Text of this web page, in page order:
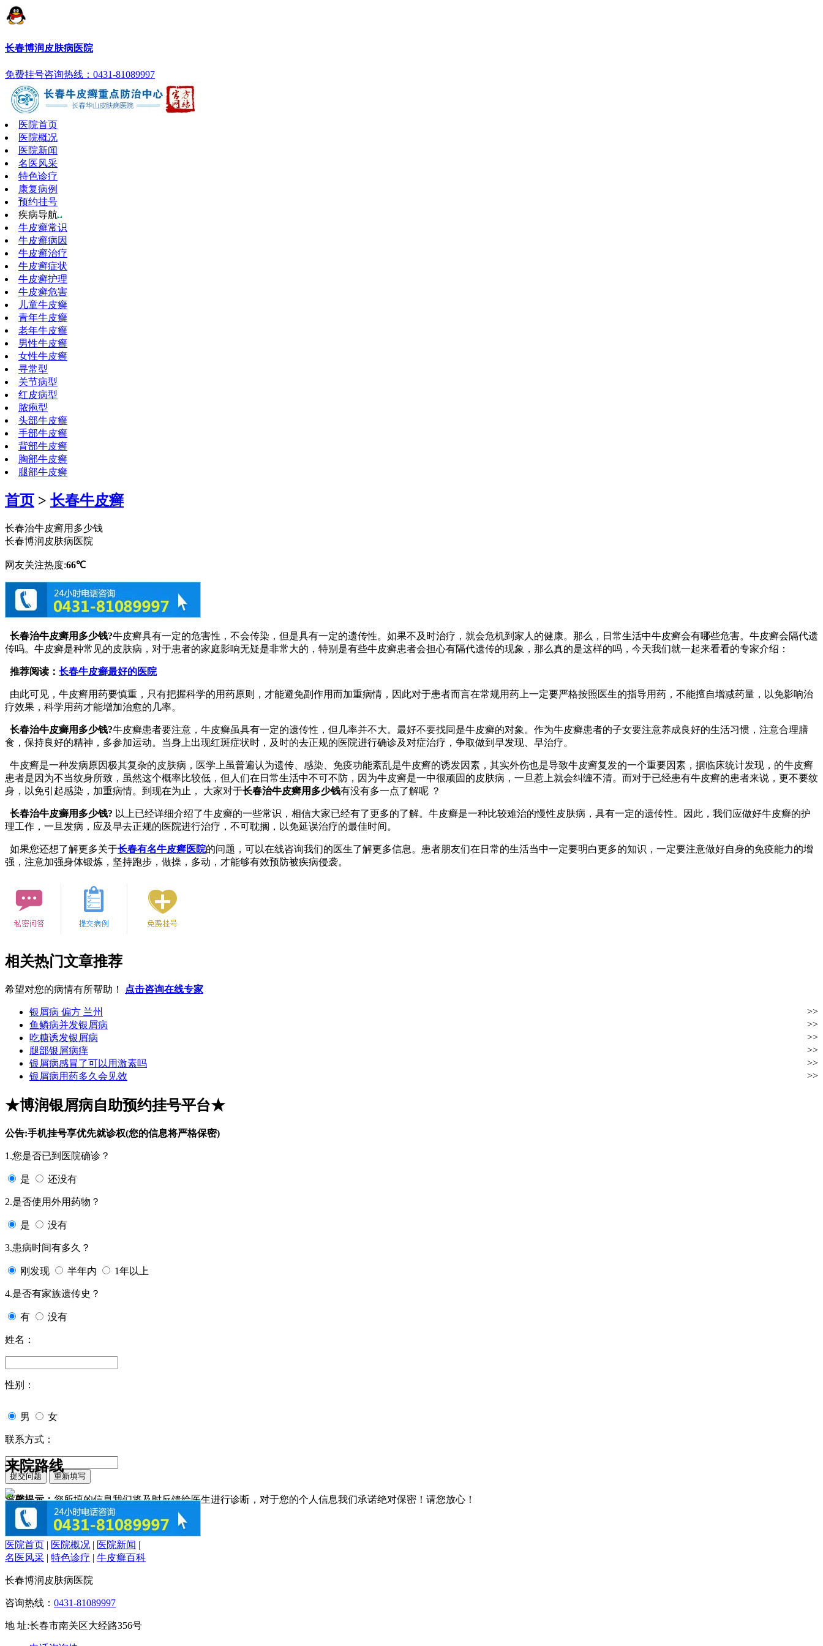
长春博润皮肤病医院
免费挂号咨询热线：0431-81089997
医院首页
医院概况
医院新闻
名医风采
特色诊疗
康复病例
预约挂号
疾病导航
牛皮癣常识
牛皮癣病因
牛皮癣治疗
牛皮癣症状
牛皮癣护理
牛皮癣危害
儿童牛皮癣
青年牛皮癣
老年牛皮癣
男性牛皮癣
女性牛皮癣
寻常型
关节病型
红皮病型
脓疱型
头部牛皮癣
手部牛皮癣
背部牛皮癣
胸部牛皮癣
腿部牛皮癣
首页 > 长春牛皮癣
长春治牛皮癣用多少钱
长春博润皮肤病医院
网友关注热度:66℃
长春治牛皮癣用多少钱?牛皮癣具有一定的危害性，不会传染，但是具有一定的遗传性。如果不及时治疗，就会危机到家人的健康。那么，日常生活中牛皮癣会有哪些危害。牛皮癣会隔代遗
传吗。牛皮癣是种常见的皮肤病，对于患者的家庭影响无疑是非常大的，特别是有些牛皮癣患者会担心有隔代遗传的现象，那么真的是这样的吗，今天我们就一起来看看的专家介绍：
推荐阅读： 长春牛皮癣最好的医院
由此可见，牛皮癣用药要慎重，只有把握科学的用药原则，才能避免副作用而加重病情，因此对于患者而言在常规用药上一定要严格按照医生的指导用药，不能擅自增减药量，以免影响治
疗效果，科学用药才能增加治愈的几率。
长春治牛皮癣用多少钱?牛皮癣患者要注意，牛皮癣虽具有一定的遗传性，但几率并不大。最好不要找同是牛皮癣的对象。作为牛皮癣患者的子女要注意养成良好的生活习惯，注意合理膳
食，保持良好的精神，多参加运动。当身上出现红斑症状时，及时的去正规的医院进行确诊及对症治疗，争取做到早发现、早治疗。
牛皮癣是一种发病原因极其复杂的皮肤病，医学上虽普遍认为遗传、感染、免疫功能紊乱是牛皮癣的诱发因素，其实外伤也是导致牛皮癣复发的一个重要因素，据临床统计发现，的牛皮癣
患者是因为不当纹身所致，虽然这个概率比较低，但人们在日常生活中不可不防，因为牛皮癣是一中很顽固的皮肤病，一旦惹上就会纠缠不清。而对于已经患有牛皮癣的患者来说，更不要纹
身，以免引起感染，加重病情。到现在为止， 大家对于长春治牛皮癣用多少钱有没有多一点了解呢 ？
长春治牛皮癣用多少钱? 以上已经详细介绍了牛皮癣的一些常识，相信大家已经有了更多的了解。牛皮癣是一种比较难治的慢性皮肤病，具有一定的遗传性。因此，我们应做好牛皮癣的护
理工作，一旦发病，应及早去正规的医院进行治疗，不可耽搁，以免延误治疗的最佳时间。
如果您还想了解更多关于长春有名牛皮癣医院的问题，可以在线咨询我们的医生了解更多信息。患者朋友们在日常的生活当中一定要明白更多的知识，一定要注意做好自身的免疫能力的增
强，注意加强身体锻炼，坚持跑步，做操，多动，才能够有效预防被疾病侵袭。
相关热门文章推荐
希望对您的病情有所帮助！ 点击咨询在线专家
银屑病 偏方 兰州
>>
鱼鳞病并发银屑病
>>
吃糖诱发银屑病
>>
腿部银屑病痒
>>
银屑病感冒了可以用激素吗
>>
银屑病用药多久会见效
>>
★博润银屑病自助预约挂号平台★
公告:手机挂号享优先就诊权(您的信息将严格保密)
1.您是否已到医院确诊？
是 还没有
2.是否使用外用药物？
是 没有
3.患病时间有多久？
刚发现 半年内 1年以上
4.是否有家族遗传史？
有 没有
姓名：
性别：
男 女
联系方式：
温馨提示：您所填的信息我们将及时反馈给医生进行诊断，对于您的个人信息我们承诺绝对保密！请您放心！
来院路线
医院首页 | 医院概况 | 医院新闻 |
名医风采 | 特色诊疗 | 牛皮癣百科
长春博润皮肤病医院
咨询热线： 0431-81089997
地 址:长春市南关区大经路356号